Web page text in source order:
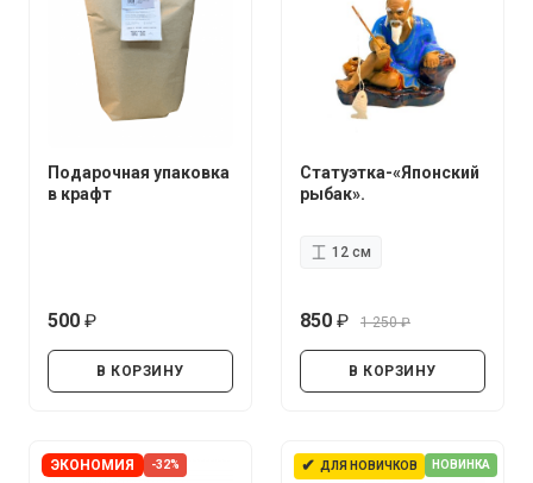
Подарочная упаковка
в крафт
500
В КОРЗИНУ
Статуэтка-«Японский
рыбак».
12 см
850
1 250
В КОРЗИНУ
ЭКОНОМИЯ -32% ✔ ДЛЯ НОВИЧКОВ НОВИНКА